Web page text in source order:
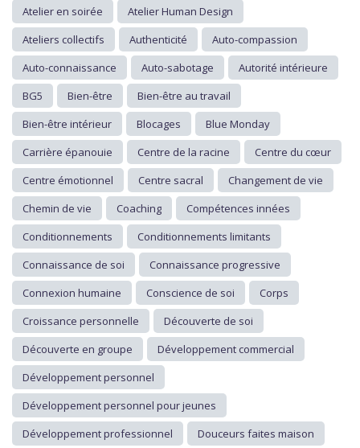
Atelier en soirée
Atelier Human Design
Ateliers collectifs
Authenticité
Auto-compassion
Auto-connaissance
Auto-sabotage
Autorité intérieure
BG5
Bien-être
Bien-être au travail
Bien-être intérieur
Blocages
Blue Monday
Carrière épanouie
Centre de la racine
Centre du cœur
Centre émotionnel
Centre sacral
Changement de vie
Chemin de vie
Coaching
Compétences innées
Conditionnements
Conditionnements limitants
Connaissance de soi
Connaissance progressive
Connexion humaine
Conscience de soi
Corps
Croissance personnelle
Découverte de soi
Découverte en groupe
Développement commercial
Développement personnel
Développement personnel pour jeunes
Développement professionnel
Douceurs faites maison